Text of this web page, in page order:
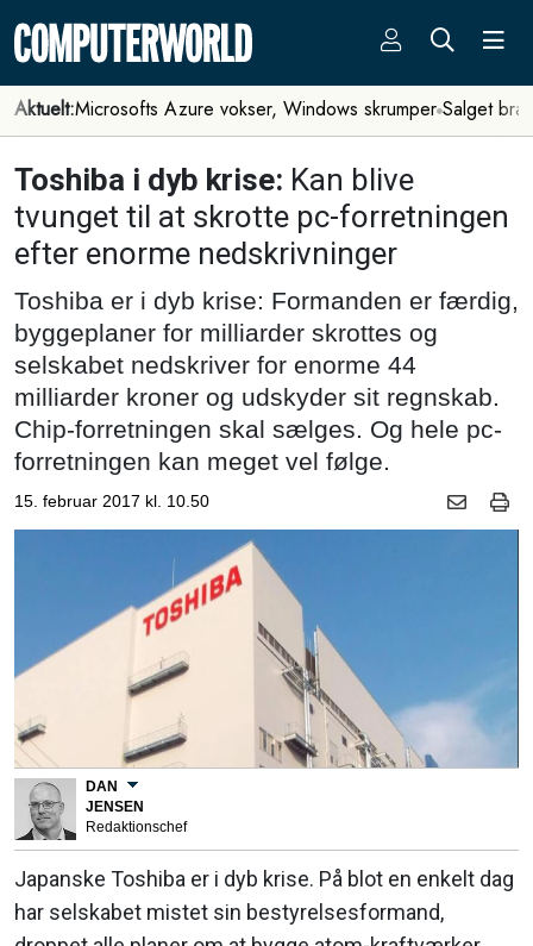
Aktuelt:Microsofts Azure vokser, Windows skrumper Salget
Toshiba i dyb krise: Kan blive
tvunget til at skrotte pc-forretningen
efter enorme nedskrivninger
Toshiba er i dyb krise: Formanden er færdig,
byggeplaner for milliarder skrottes og
selskabet nedskriver for enorme 44
milliarder kroner og udskyder sit regnskab.
Chip-forretningen skal sælges. Og hele pc-
forretningen kan meget vel følge.
15. februar 2017 kl. 10.50
DAN
JENSEN
Redaktionschef
Japanske Toshiba er i dyb krise. På blot en enkelt dag
har selskabet mistet sin bestyrelsesformand,